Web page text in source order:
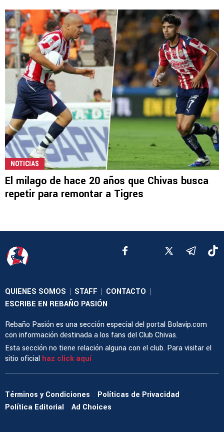
NOTICIAS
El milago de hace 20 años que Chivas busca
repetir para remontar a Tigres
QUIENES SOMOS | STAFF | CONTACTO |
ESCRIBE EN REBAÑO PASIÓN
Rebaño Pasión es una sección especial del portal Bolavip.com
con información destinada a los fans del Club Chivas.
Esta sección no tiene relación alguna con el club. Para visitar el
sitio oficial haz click aquí
Términos y Condiciones
Políticas de Privacidad
Política Editorial
Ad Choices